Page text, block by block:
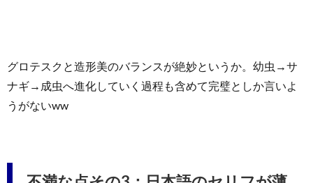
グロテスクと造形美のバランスが絶妙というか。幼虫→サ
ナギ→成虫へ進化していく過程も含めて完璧としか言いよ
うがないww